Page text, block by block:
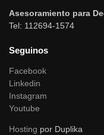
Asesoramiento para
Tel: 112694-1574
Seguinos
Facebook
Linkedin
Instagram
Youtube
Hosting por Duplika